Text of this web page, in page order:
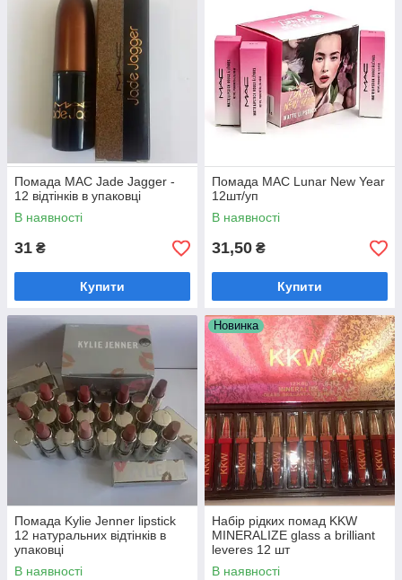
Праймер mac prep+prime fix +brume
fixante,100 мл – Універсальна основа:
Помада MAC Jade Jagger -
12 відтінків в упаковці
В наявності
31 ₴
Купити
Помада MAC Lunar New Year
12шт/уп
В наявності
31,50 ₴
Купити
Помада Kylie Jenner lipstick
12 натуральних відтінків в
упаковці
В наявності
Новинка
Набір рідких помад KKW
MINERALIZE glass a brilliant
leveres 12 шт
В наявності